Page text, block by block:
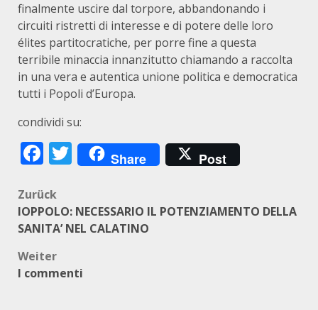
finalmente uscire dal torpore, abbandonando i
circuiti ristretti di interesse e di potere delle loro
élites partitocratiche, per porre fine a questa
terribile minaccia innanzitutto chiamando a raccolta
in una vera e autentica unione politica e democratica
tutti i Popoli d’Europa.
condividi su:
Facebook
Twitter
Share Post
Beitragsnavigation
Zurück
IOPPOLO: NECESSARIO IL POTENZIAMENTO DELLA
SANITA’ NEL CALATINO
Weiter
I commenti